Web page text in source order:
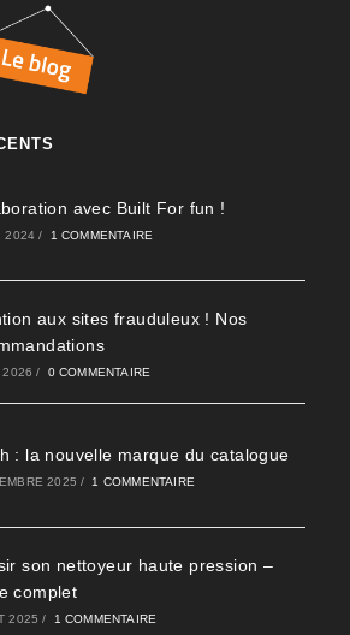
avec Built For fun !
2024 / 1 COMMENTAIRE
aux sites frauduleux ! Nos
2026 / 0 COMMENTAIRE
: la nouvelle marque du catalogue
2025 / 1 COMMENTAIRE
son nettoyeur haute pression –
complet
2025 / 1 COMMENTAIRE